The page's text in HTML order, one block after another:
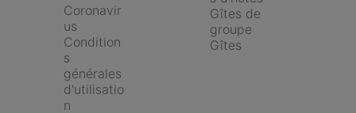
Coronavir
us
Condition
s
générales
d'utilisatio
n
Gîtes de
groupe
Gîtes